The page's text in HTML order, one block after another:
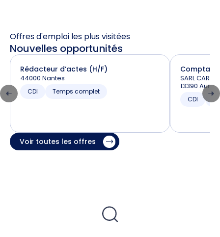
Offres d'emploi les plus visitées
Nouvelles opportunités
Rédacteur d’actes (H/F)
44000 Nantes
CDI Temps complet
SARL
13390 Auriol
CDI
Voir toutes les offres